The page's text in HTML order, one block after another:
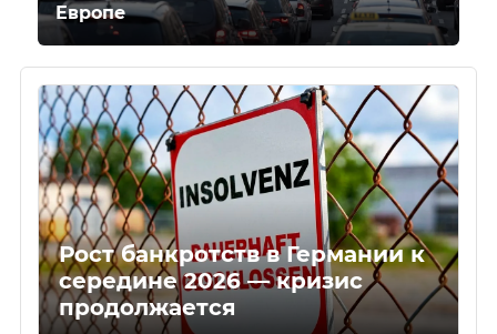
Европе
Рост банкротств в Германии к
середине 2026 — кризис
продолжается